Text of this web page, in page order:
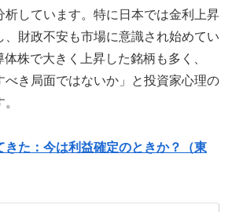
析しています。特に日本では金利上昇
、財政不安も市場に意識され始めてい
株で大きく上昇した銘柄も多く、
べき局面ではないか」と投資家心理の
きた：今は利益確定のときか？（東